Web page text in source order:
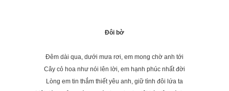
Đôi bờ
Đêm dài qua, dưới mưa rơi, em mong chờ anh tới
Cây cỏ hoa như nói lên lời, em hạnh phúc nhất đời
Lòng em tin thắm thiết yêu anh, giữ tình đôi lứa ta